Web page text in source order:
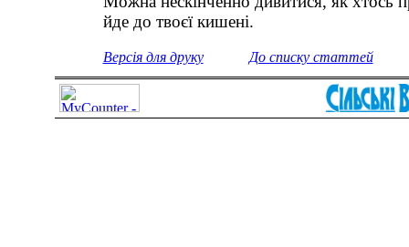
йде до твоєї кишені.
Версія для друку До списку статтей